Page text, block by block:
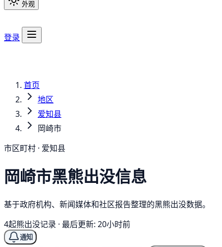
外观
登录
首页
地区
爱知县
岡崎市
市区町村 · 爱知县
岡崎市黑熊出没信息
基于政府机构、新闻媒体和社区报告整理的黑熊出没数据。
4起熊出没记录 · 最后更新: 20小时前
通知